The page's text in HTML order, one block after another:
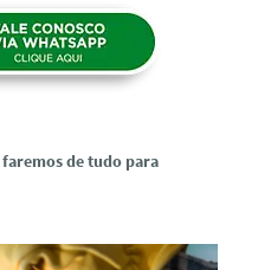
faremos de tudo para